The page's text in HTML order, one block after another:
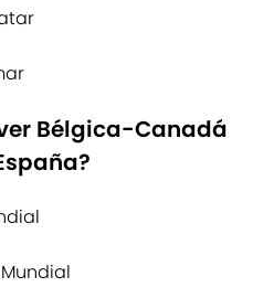
Bélgica-Canadá